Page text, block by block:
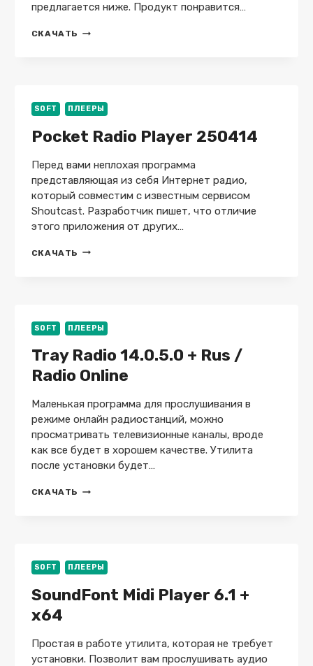
предлагается ниже. Продукт понравится…
СКАЧАТЬ ALL-
SOFT ПЛЕЕРЫ
Pocket Radio Player 250414
Перед вами неплохая программа
представляющая из себя Интернет радио,
который совместим с известным сервисом
Shoutcast. Разработчик пишет, что отличие
этого приложения от других…
СКАЧАТЬ POCKET
SOFT ПЛЕЕРЫ
Tray Radio 14.0.5.0 + Rus /
Radio Online
Маленькая программа для прослушивания в
режиме онлайн радиостанций, можно
просматривать телевизионные каналы, вроде
как все будет в хорошем качестве. Утилита
после установки будет…
СКАЧАТЬ TRAY
RADIO
SOFT ПЛЕЕРЫ
SoundFont Midi Player 6.1 +
x64
Простая в работе утилита, которая не требует
установки. Позволит вам прослушивать аудио